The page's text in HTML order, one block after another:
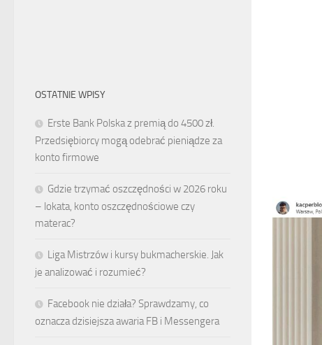
OSTATNIE WPISY
Erste Bank Polska z premią do 4500 zł.
Przedsiębiorcy mogą odebrać pieniądze za
konto firmowe
Gdzie trzymać oszczędności w 2026 roku
– lokata, konto oszczędnościowe czy
materac?
Liga Mistrzów i kursy bukmacherskie. Jak
je analizować i rozumieć?
Facebook nie działa? Sprawdzamy, co
oznacza dzisiejsza awaria FB i Messengera